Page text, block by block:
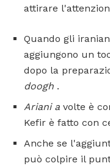
attirare
Quando gli
aggiungono un
dopo la
doogh .
Ariani a volte è
Kefir è fatto con
Anche se
può colpire il